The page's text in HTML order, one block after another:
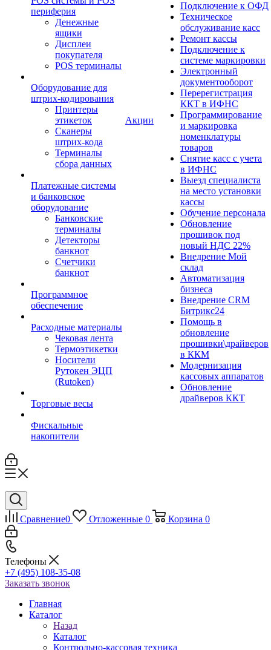
периферия
Денежные
ящики
Дисплеи
покупателя
POS терминалы
Оборудование для
штрих-кодирования
Принтеры
этикеток
Сканеры
штрих-кода
Терминалы
сбора данных
Платежные системы
и банковское
оборудование
Банковские
терминалы
Детекторы
банкнот
Счетчики
банкнот
Программное
обеспечение
Расходные материалы
Чековая лента
Термоэтикетки
Носители
Рутокен ЭЦП
(Rutoken)
Торговые весы
Фискальные
накопители
Акции
Подключение к ОФД
Техническое
обслуживание касс
Ремонт кассы
Подключение к
системе маркировки
Электронный
документооборот
Перерегистрация
ККТ в ИФНС
Программирование
и маркировка
номенклатуры
товаров
Снятие касс с учета
в ИФНС
Выезд специалиста
на место установки
кассы
Обучение персонала
Обновление
прошивок под
новый НДС 22%
Внедрение Мой
склад
Автоматизация
бизнеса
Внедрение CRM
Битрикс24
Помощь в
обновление
прошивки\драйверов
в ККМ
Модернизация
кассовых аппаратов
Обновление
драйверов ККТ
Сравнение0 Отложенные 0 Корзина 0
Телефоны
+7 (495) 108-35-08
Заказать звонок
Главная
Каталог
Назад
Каталог
Контрольно-кассовая техника